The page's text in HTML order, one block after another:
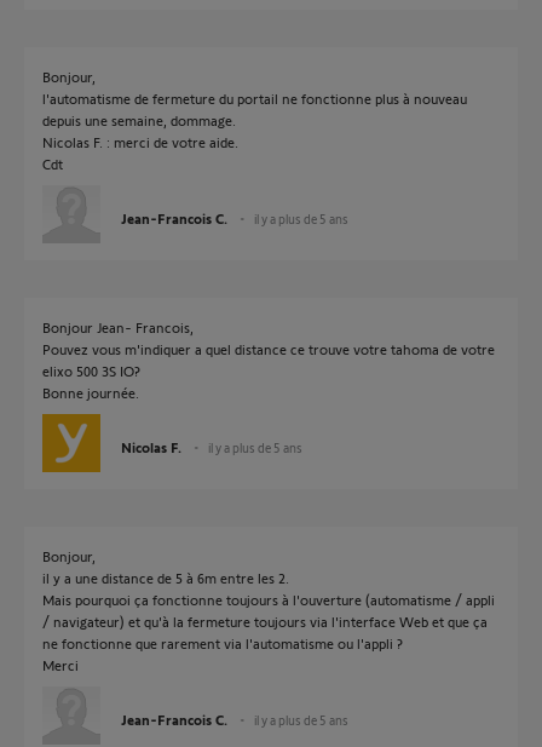
Bonjour,
l'automatisme de fermeture du portail ne fonctionne plus à nouveau
depuis une semaine, dommage.
Nicolas F. : merci de votre aide.
Cdt
Jean-Francois C. il y a plus de 5 ans
Bonjour Jean- Francois,
Pouvez vous m'indiquer a quel distance ce trouve votre tahoma de votre
elixo 500 3S IO?
Bonne journée.
Nicolas F. il y a plus de 5 ans
Bonjour,
il y a une distance de 5 à 6m entre les 2.
Mais pourquoi ça fonctionne toujours à l'ouverture (automatisme / appli
/ navigateur) et qu'à la fermeture toujours via l'interface Web et que ça
ne fonctionne que rarement via l'automatisme ou l'appli ?
Merci
Jean-Francois C. il y a plus de 5 ans